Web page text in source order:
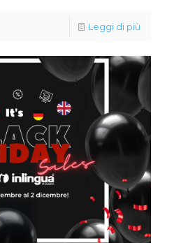
Leggi di più